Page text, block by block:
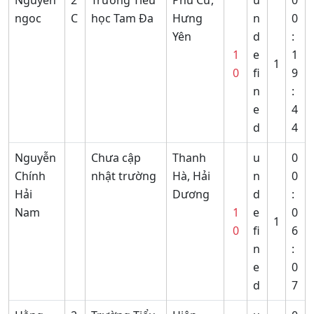
ngoc
C
học Tam Đa
Hưng
Yên
1
0
n
d
e
fi
n
e
d
1
0
:
1
9
:
4
4
Nguyễn
Chính
Hải
Nam
Chưa cập
nhật trường
Thanh
Hà, Hải
Dương
1
0
u
n
d
e
fi
n
e
d
1
0
0
:
0
6
:
0
7